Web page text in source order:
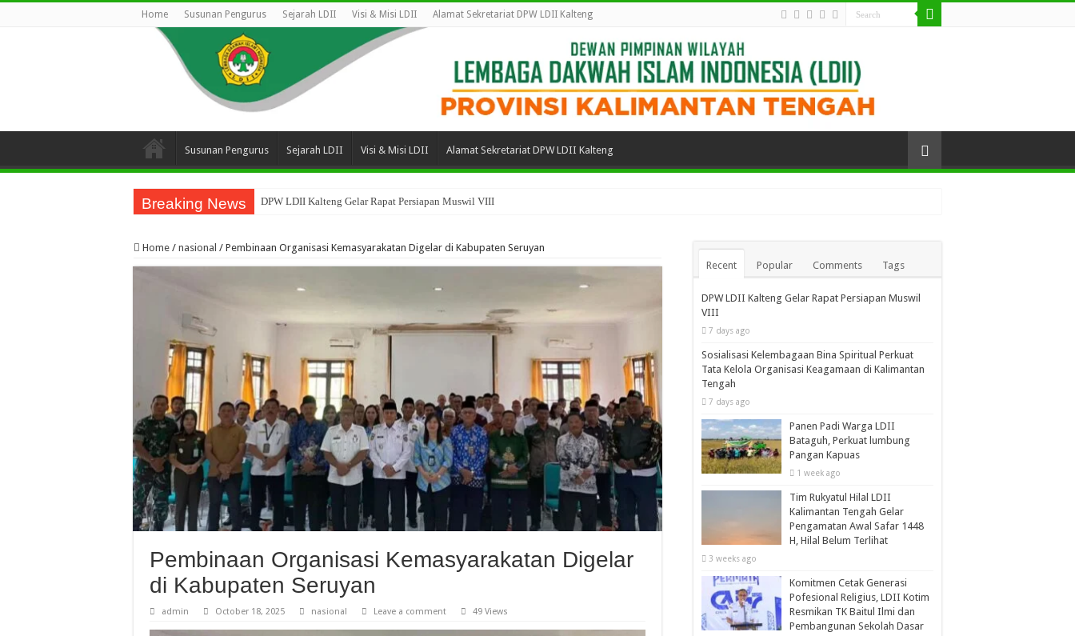
Home Susunan Pengurus Sejarah LDII Visi & Misi LDII Alamat Sekretariat DPW LDII Kalteng
Susunan Pengurus Sejarah LDII Visi & Misi LDII Alamat Sekretariat DPW LDII Kalteng
Breaking News DPW LDII Kalteng Gelar Rapat Persiapan Muswil VIII
Home / nasional / Pembinaan Organisasi Kemasyarakatan Digelar di Kabupaten Seruyan
Pembinaan Organisasi Kemasyarakatan Digelar
di Kabupaten Seruyan
admin October 18, 2025 nasional Leave a comment 49 Views
Recent Popular Comments Tags
DPW LDII Kalteng Gelar Rapat Persiapan Muswil
VIII
7 days ago
Sosialisasi Kelembagaan Bina Spiritual Perkuat
Tata Kelola Organisasi Keagamaan di Kalimantan
Tengah
7 days ago
Panen Padi Warga LDII
Bataguh, Perkuat lumbung
Pangan Kapuas
1 week ago
Tim Rukyatul Hilal LDII
Kalimantan Tengah Gelar
Pengamatan Awal Safar 1448
H, Hilal Belum Terlihat
3 weeks ago
Komitmen Cetak Generasi
Pofesional Religius, LDII Kotim
Resmikan TK Baitul Ilmi dan
Pembangunan Sekolah Dasar